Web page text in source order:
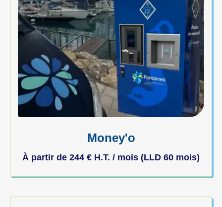
Money'o
À partir de 244 € H.T. / mois (LLD 60 mois)